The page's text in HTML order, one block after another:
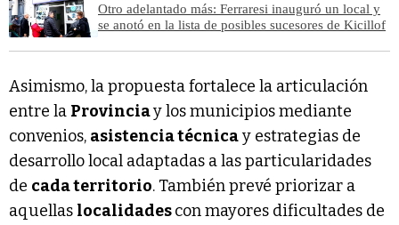
Otro adelantado más: Ferraresi inauguró un local y
se anotó en la lista de posibles sucesores de Kicillof
Asimismo, la propuesta fortalece la articulación
entre la Provinciay los municipios mediante
convenios, asistencia técnicay estrategias de
desarrollo local adaptadas a las particularidades
de cada territorio. También prevé priorizar a
aquellas localidadescon mayores dificultades de